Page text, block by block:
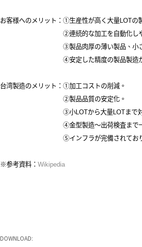
お客様へのメリット：①生産性が高く大量LOTの
②連続的な加工を自動化しやすいため
③製品肉厚の薄い製品、小さな
④安定した精度の製品製造が
台湾製造のメリット：①加工コストの削減。
②製品品質の安定化。
③小LOTから大量LOTまで対応
④金型製造～出荷検査まで一貫し
⑤インフラが完備されており、また
※参考資料： Wikipedia
DOWNLOAD: